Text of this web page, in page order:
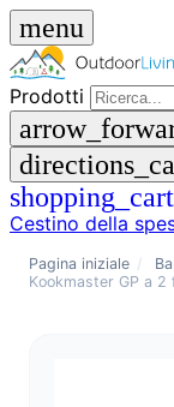
menu
Prodotti
shopping_cart
Cestino della
Pagina iniziale /
Kookmaster GP a